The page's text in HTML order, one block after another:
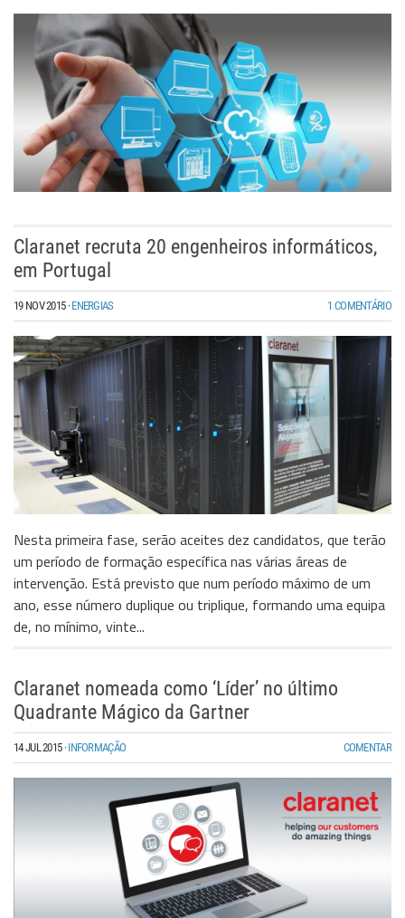
Claranet recruta 20 engenheiros informáticos,
em Portugal
19 NOV 2015·ENERGIAS 1 COMENTÁRIO
Nesta primeira fase, serão aceites dez candidatos, que terão
um período de formação específica nas várias áreas de
intervenção. Está previsto que num período máximo de um
ano, esse número duplique ou triplique, formando uma equipa
de, no mínimo, vinte...
Claranet nomeada como ‘Líder’ no último
Quadrante Mágico da Gartner
14 JUL 2015·INFORMAÇÃO COMENTAR